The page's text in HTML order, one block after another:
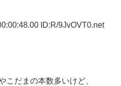
ID:R/9JvOVT0.net
こだまの本数多いけど、